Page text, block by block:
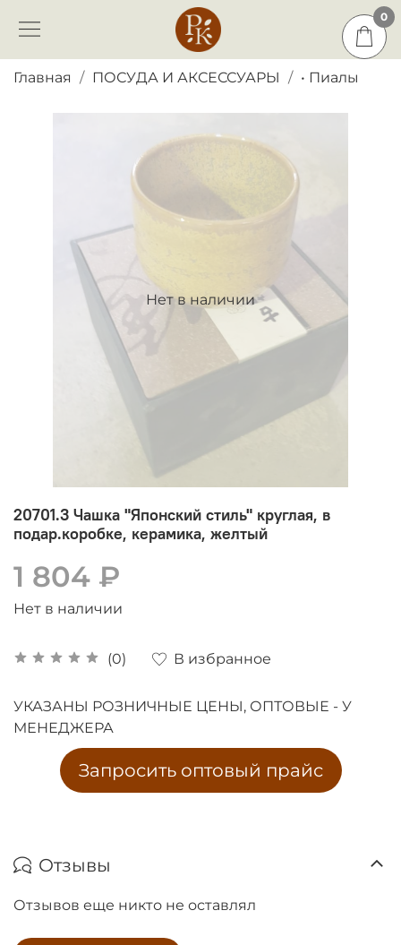
0
Главная ПОСУДА И АКСЕССУАРЫ • Пиалы
Нет в наличии
20701.3 Чашка "Японский стиль" круглая, в
подар.коробке, керамика, желтый
(0) В избранное
1 804 ₽
Нет в наличии
УКАЗАНЫ РОЗНИЧНЫЕ ЦЕНЫ, ОПТОВЫЕ - У
МЕНЕДЖЕРА
Запросить оптовый прайс
Отзывы
Отзывов еще никто не оставлял
0